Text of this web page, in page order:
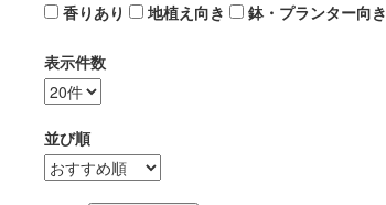
香りあり
地植え向き 鉢・プランター向き
表示件数
並び順